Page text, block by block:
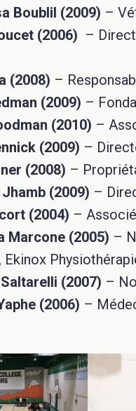
Boublil (2009) –
(2006) –
(2008) –
(2009) –
(2010) –
(2009) –
(2008) –
(2009) –
(2004) –
Marcone (2005) –
Ekinox
(2007) –
(2006) –